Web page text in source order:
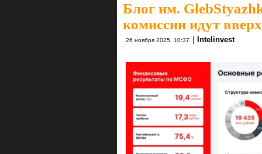
Блог им.
комиссии идут
26 ноября 2025, 10:37 Intelinvest